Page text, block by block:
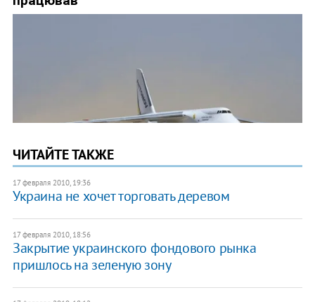
ЧИТАЙТЕ ТАКЖЕ
17 февраля 2010, 19:36
Украина не хочет торговать деревом
17 февраля 2010, 18:56
Закрытие украинского фондового рынка
пришлось на зеленую зону